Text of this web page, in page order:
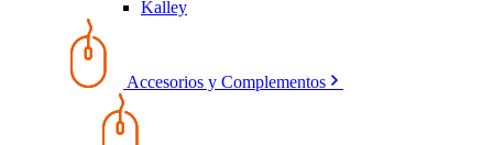
Kalley
Accesorios y Complementos